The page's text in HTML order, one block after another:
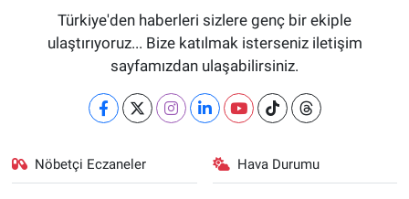
Türkiye'den haberleri sizlere genç bir ekiple
ulaştırıyoruz... Bize katılmak isterseniz iletişim
sayfamızdan ulaşabilirsiniz.
Nöbetçi Eczaneler Hava Durumu